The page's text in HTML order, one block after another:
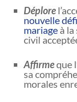
Déplore
nouvelle
mariage à
civil
Affirmeque
sa
morales